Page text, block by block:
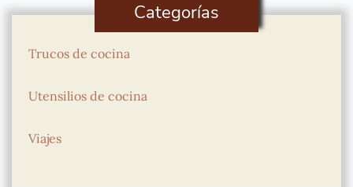
Categorías
Trucos de cocina
Utensilios de cocina
Viajes